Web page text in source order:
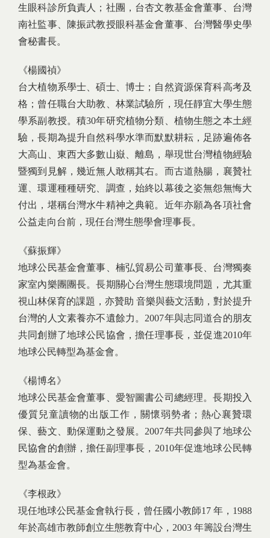
生眼科診所負責人；社團，台杏文教基金會董事、台灣
南社監事、陳振武教授眼科基金會董事、台灣醫學史學
會秘書長。
《楊國禎》
台大植物系學士、碩士、博士；自然資源保育科高考及
格；曾任職台大助教、林業試驗所，現任靜宜大學生態
學系副教授。積30年研究植物分類、植物生態之本土經
驗，長期為提升自然科學水準而默默耕耘，足跡遍佈各
大高山、東西大多數山嶽、離島，舉現世台灣植物經驗
暨獨到見解，幾近無人敢稱其右。而古道熱腸，襄贊社
運、環運種種研究、調查，始終以幕後之姿無怨無悔大
付出，堪稱台灣水牛精神之典範。近年亦願為各項社會
公益走向台前，現任台灣生態學會理事長。
《蘇振輝》
地球公民基金會董事、楠弘貿易公司董事長、台灣獨奏
家室內樂團團長。長期關心台灣生態環境問題，尤其重
視山林保育的課題，亦贊助 音樂與藝文活動，對於提升
台灣的人文素養亦不遺餘力。2007年與志同道合的朋友
共同創辦了地球公民協會，擔任理事長，並促進2010年
地球公民轉型為基金會。
《楊博名》
地球公民基金會董事、愛智圖書公司總經理。長期投入
優質兒童讀物的出版工作，關懷弱勢者；熱心襄贊環
保、藝文、動保運動之發展。2007年共同參與了地球公
民協會的創辦，擔任副理事長，2010年促進地球公民轉
型為基金會。
《李根政》
現任地球公民基金會執行長，曾任國小教師17 年，1988
年於高雄市教師創立生態教育中心，2003 年籌設台灣生